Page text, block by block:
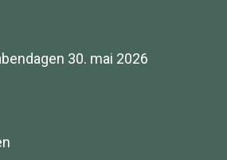
30. mai 2026